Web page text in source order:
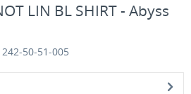
LIN BL SHIRT - Abyss
50-51-005